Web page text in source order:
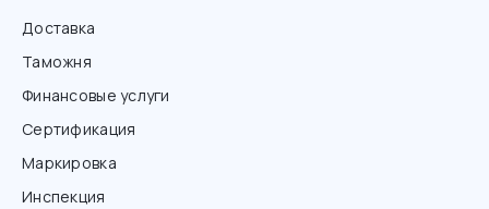
Доставка
Таможня
Финансовые услуги
Сертификация
Маркировка
Инспекция